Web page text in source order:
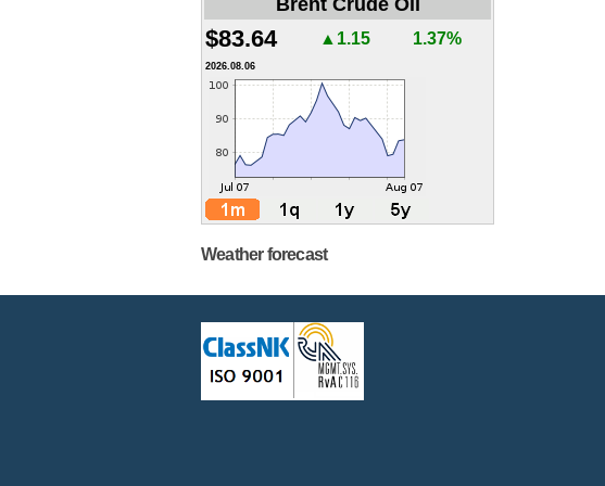
Brent Crude Oil
$83.64 ▲1.15 1.37%
2026.08.06
Weather forecast